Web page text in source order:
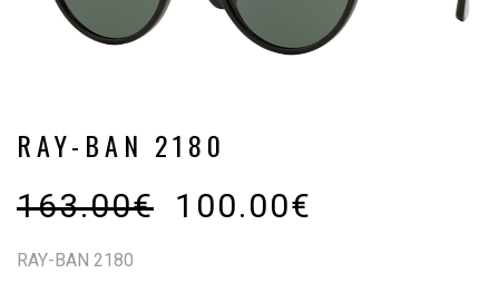
RAY-BAN 2180
163.00€ 100.00€
RAY-BAN 2180